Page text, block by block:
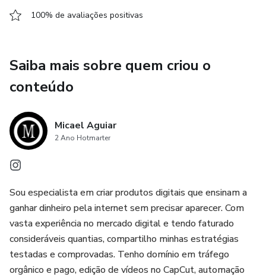
100% de avaliações positivas
Saiba mais sobre quem criou o
conteúdo
Micael Aguiar
2 Ano Hotmarter
Sou especialista em criar produtos digitais que ensinam a
ganhar dinheiro pela internet sem precisar aparecer. Com
vasta experiência no mercado digital e tendo faturado
consideráveis quantias, compartilho minhas estratégias
testadas e comprovadas. Tenho domínio em tráfego
orgânico e pago, edição de vídeos no CapCut, automação